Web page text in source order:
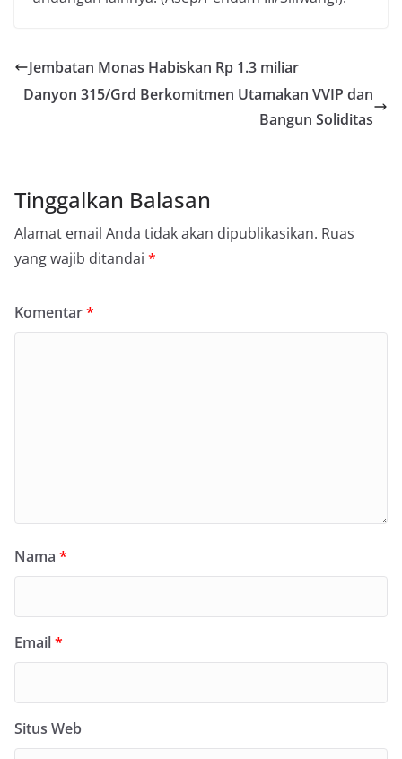
Jembatan Monas Habiskan Rp 1.3 miliar
Danyon 315/Grd Berkomitmen Utamakan VVIP dan
Bangun Soliditas
Tinggalkan Balasan
Alamat email Anda tidak akan dipublikasikan. Ruas
yang wajib ditandai *
Komentar*
Nama *
Email*
Situs Web